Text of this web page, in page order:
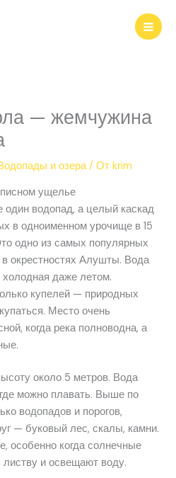
— жемчужина
и озера/ Отkrim
ущелье
водопад, а целый каскад
в одноименном урочище в 15
одно из самых популярных
окрестностях Алушты. Вода
холодная даже летом.
купелей — природных
Место очень
когда река полноводна, а
около 5 метров. Вода
можно плавать. Выше по
водопадов и порогов,
— буковый лес, скалы, камни.
особенно когда солнечные
и освещают воду.